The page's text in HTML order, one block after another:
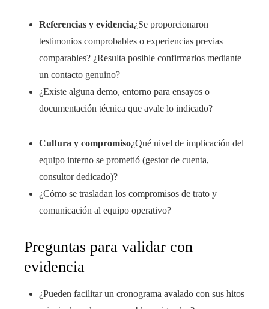
Referencias y evidencia¿Se proporcionaron
testimonios comprobables o experiencias previas
comparables? ¿Resulta posible confirmarlos mediante
un contacto genuino?
¿Existe alguna demo, entorno para ensayos o
documentación técnica que avale lo indicado?
Cultura y compromiso¿Qué nivel de implicación del
equipo interno se prometió (gestor de cuenta,
consultor dedicado)?
¿Cómo se trasladan los compromisos de trato y
comunicación al equipo operativo?
Preguntas para validar con
evidencia
¿Pueden facilitar un cronograma avalado con sus hitos